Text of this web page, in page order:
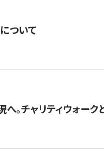
ついて
。チャリティウォー